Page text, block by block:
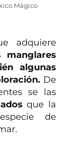
Mágico
adquiere
algunas
De
se las
que la
de